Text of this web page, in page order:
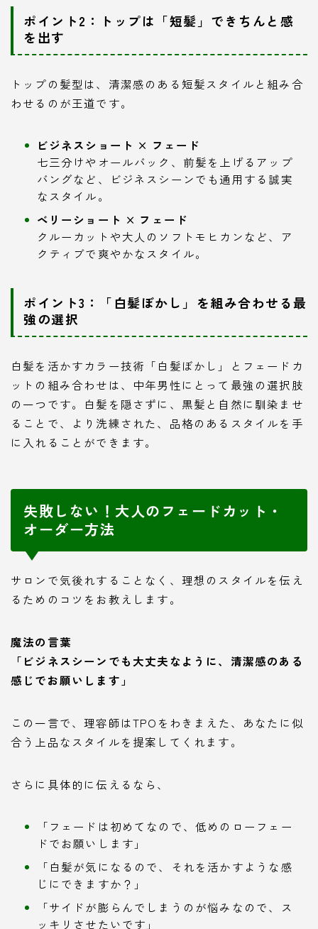
ポイント2：トップは「短髪」できちんと感
を出す
トップの髪型は、清潔感のある短髪スタイルと組み合
わせるのが王道です。
ビジネスショート × フェード
七三分けやオールバック、前髪を上げるアップ
バングなど、ビジネスシーンでも通用する誠実
なスタイル。
ベリーショート × フェード
クルーカットや大人のソフトモヒカンなど、ア
クティブで爽やかなスタイル。
ポイント3：「白髪ぼかし」を組み合わせる最
強の選択
白髪を活かすカラー技術「白髪ぼかし」とフェードカ
ットの組み合わせは、中年男性にとって最強の選択肢
の一つです。白髪を隠さずに、黒髪と自然に馴染ませ
ることで、より洗練された、品格のあるスタイルを手
に入れることができます。
失敗しない！大人のフェードカット・
オーダー方法
サロンで気後れすることなく、理想のスタイルを伝え
るためのコツをお教えします。
魔法の言葉
「ビジネスシーンでも大丈夫なように、清潔感のある
感じでお願いします」
この一言で、理容師はTPOをわきまえた、あなたに似
合う上品なスタイルを提案してくれます。
さらに具体的に伝えるなら、
「フェードは初めてなので、低めのローフェー
ドでお願いします」
「白髪が気になるので、それを活かすような感
じにできますか？」
「サイドが膨らんでしまうのが悩みなので、ス
ッキリさせたいです」